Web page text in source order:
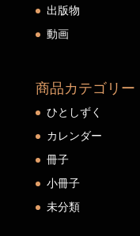
出版物
動画
商品カテゴリー
ひとしずく
カレンダー
冊子
小冊子
未分類